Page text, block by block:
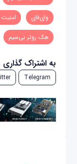
وای‌فای
هک روتر بی‌سیم
به اشتراک
Telegram